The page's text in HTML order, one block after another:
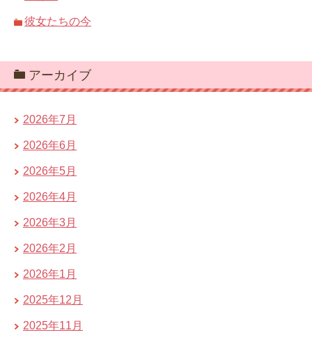
彼女たちの今
アーカイブ
2026年7月
2026年6月
2026年5月
2026年4月
2026年3月
2026年2月
2026年1月
2025年12月
2025年11月